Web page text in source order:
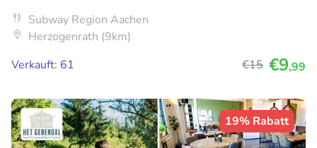
Subway Region Aachen
Herzogenrath (9km)
Verkauft: 61
€15 €9,99
19% Rabatt